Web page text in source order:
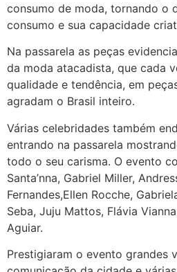
consumo de moda, tornando o
consumo e sua capacidade
Na passarela as peças
da moda atacadista, que cada
qualidade e tendência, em
agradam o Brasil inteiro.
Várias celebridades também
entrando na passarela
todo o seu carisma. O evento
Santa’nna, Gabriel Miller,
Fernandes,Ellen Rocche,
Seba, Juju Mattos, Flávia
Aguiar.
Prestigiaram o evento grandes